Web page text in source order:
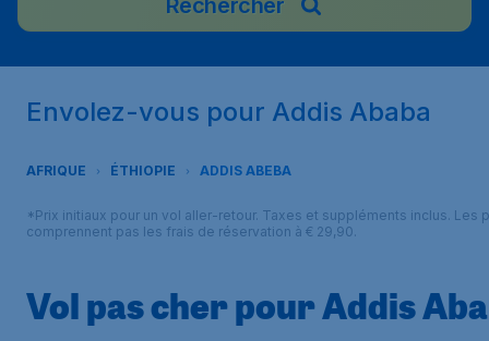
Rechercher
Envolez-vous pour Addis Ababa
AFRIQUE ÉTHIOPIE ADDIS ABEBA
*Prix initiaux pour un vol aller-retour. Taxes et suppléments inclus. Les
comprennent pas les frais de réservation à € 29,90.
Vol pas cher pour Addis